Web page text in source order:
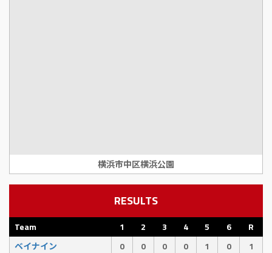
横浜市中区横浜公園
RESULTS
Team 1 2 3 4 5 6
R
ベイナイン
0 0 0 0 1 0
1